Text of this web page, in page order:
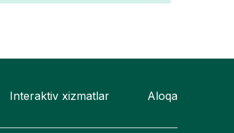
Interaktiv xizmatlar Aloqa